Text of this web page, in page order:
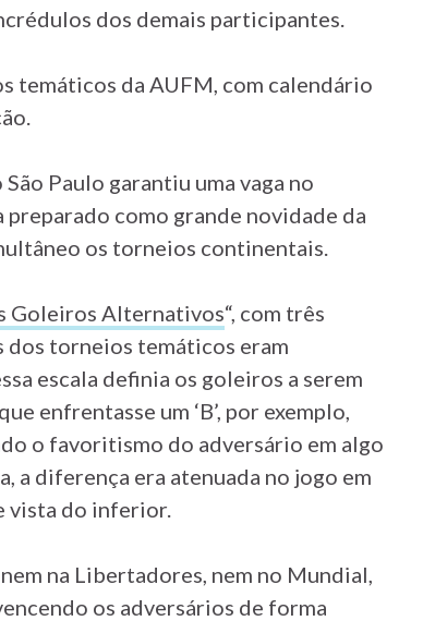
dos demais participantes.
temáticos da AUFM, com calendário
Paulo garantiu uma vaga no
preparado como grande novidade da
os torneios continentais.
Goleiros Alternativos“, com três
dos torneios temáticos eram
escala definia os goleiros a serem
enfrentasse um ‘B’, por exemplo,
o favoritismo do adversário em algo
a diferença era atenuada no jogo em
vista do inferior.
na Libertadores, nem no Mundial,
os adversários de forma